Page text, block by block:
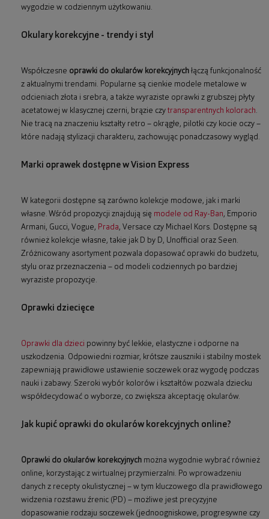
wygodzie w codziennym użytkowaniu.
Okulary korekcyjne - trendy i styl
Współczesne oprawki do okularów korekcyjnych łączą funkcjonalność
z aktualnymi trendami. Popularne są cienkie modele metalowe w
odcieniach złota i srebra, a także wyraziste oprawki z grubszej płyty
acetatowej w klasycznej czerni, brązie czy transparentnych kolorach.
Nie tracą na znaczeniu kształty retro – okrągłe, pilotki czy kocie oczy –
które nadają stylizacji charakteru, zachowując ponadczasowy wygląd.
Marki oprawek dostępne w Vision Express
W kategorii dostępne są zarówno kolekcje modowe, jak i marki
własne. Wśród propozycji znajdują się modele od Ray-Ban, Emporio
Armani, Gucci, Vogue, Prada, Versace czy Michael Kors. Dostępne są
również kolekcje własne, takie jak D by D, Unofficial oraz Seen.
Zróżnicowany asortyment pozwala dopasować oprawki do budżetu,
stylu oraz przeznaczenia – od modeli codziennych po bardziej
wyraziste propozycje.
Oprawki dziecięce
Oprawki dla dzieci powinny być lekkie, elastyczne i odporne na
uszkodzenia. Odpowiedni rozmiar, krótsze zauszniki i stabilny mostek
zapewniają prawidłowe ustawienie soczewek oraz wygodę podczas
nauki i zabawy. Szeroki wybór kolorów i kształtów pozwala dziecku
współdecydować o wyborze, co zwiększa akceptację okularów.
Jak kupić oprawki do okularów korekcyjnych online?
Oprawki do okularów korekcyjnych można wygodnie wybrać również
online, korzystając z wirtualnej przymierzalni. Po wprowadzeniu
danych z recepty okulistycznej – w tym kluczowego dla prawidłowego
widzenia rozstawu źrenic (PD) – możliwe jest precyzyjne
dopasowanie rodzaju soczewek (jednoogniskowe, progresywne czy